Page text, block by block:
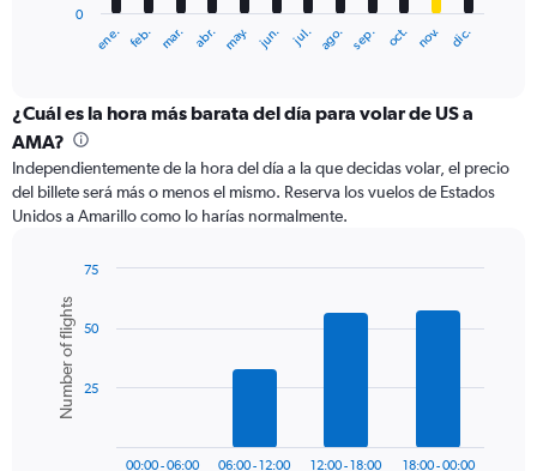
categories.
Range:
categories.
The
chart
axis
displaying
values.
Range:
ene. feb. mar. abr. may. jun. jul. ago. sep. oct. nov. dic.
0
¿Cuál es la hora más barata del día para volar de US a
AMA?
Independientemente de la hora del día a la que decidas volar, el precio
del billete será más o menos el mismo. Reserva los vuelos de Estados
Unidos a Amarillo como lo harías normalmente.
chart
with
bars.
The
Chart
graphic.
Number of flights
00:00 - 06:00 06:00 - 12:00 12:00 - 18:00 18:00 - 00:00
25
50
75